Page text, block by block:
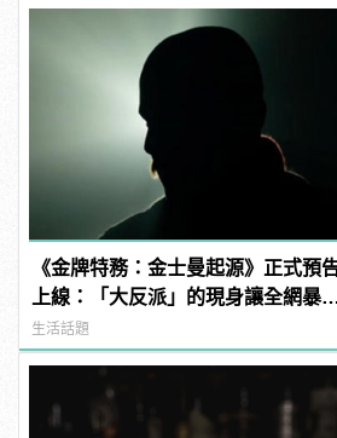
《金牌特務：金士曼起源》正式預
上線：「大反派」的現身讓全網暴
動！
生活話題